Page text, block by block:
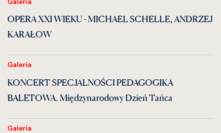
OPERA XXI WIEKU - MICHAEL SCHELLE, ANDRZEJ
KARAŁOW
Galeria
KONCERT SPECJALNOŚCI PEDAGOGIKA
BALETOWA. Międzynarodowy Dzień Tańca
Galeria